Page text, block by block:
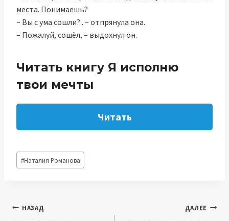
места. Понимаешь?
– Вы с ума сошли?.. – отпрянула она.
– Пожалуй, сошёл, – выдохнул он.
Читать книгу Я исполню
твои мечты
Читать
Метки
записи:
#Наталия Романова
Навигация
НАЗАД ДАЛЕЕ